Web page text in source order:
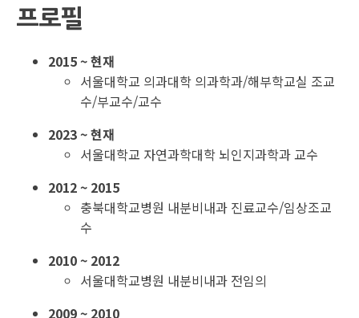
프로필
2015 ~ 현재
서울대학교 의과대학 의과학과/해부학교실 조교
수/부교수/교수
2023 ~ 현재
서울대학교 자연과학대학 뇌인지과학과 교수
2012 ~ 2015
충북대학교병원 내분비내과 진료교수/임상조교
수
2010 ~ 2012
서울대학교병원 내분비내과 전임의
2009 ~ 2010